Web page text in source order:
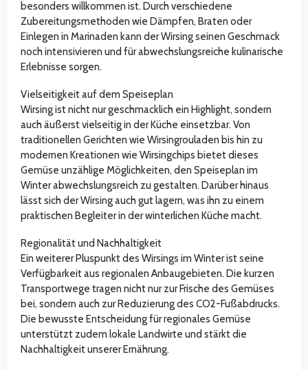
besonders willkommen ist. Durch verschiedene
Zubereitungsmethoden wie Dämpfen, Braten oder
Einlegen in Marinaden kann der Wirsing seinen Geschmack
noch intensivieren und für abwechslungsreiche kulinarische
Erlebnisse sorgen.
Vielseitigkeit auf dem Speiseplan
Wirsing ist nicht nur geschmacklich ein Highlight, sondern
auch äußerst vielseitig in der Küche einsetzbar. Von
traditionellen Gerichten wie Wirsingrouladen bis hin zu
modernen Kreationen wie Wirsingchips bietet dieses
Gemüse unzählige Möglichkeiten, den Speiseplan im
Winter abwechslungsreich zu gestalten. Darüber hinaus
lässt sich der Wirsing auch gut lagern, was ihn zu einem
praktischen Begleiter in der winterlichen Küche macht.
Regionalität und Nachhaltigkeit
Ein weiterer Pluspunkt des Wirsings im Winter ist seine
Verfügbarkeit aus regionalen Anbaugebieten. Die kurzen
Transportwege tragen nicht nur zur Frische des Gemüses
bei, sondern auch zur Reduzierung des CO2-Fußabdrucks.
Die bewusste Entscheidung für regionales Gemüse
unterstützt zudem lokale Landwirte und stärkt die
Nachhaltigkeit unserer Ernährung.